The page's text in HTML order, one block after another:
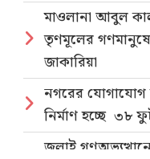
মাওলানা আবুল
তৃণমূলের
জাকারিয়া
নগরের যোগাযোগ
নির্মাণ হচ্ছে ৩৮
জুলাই